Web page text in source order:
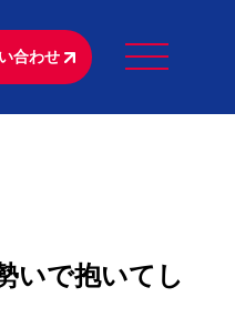
合わせ
いで抱いてし